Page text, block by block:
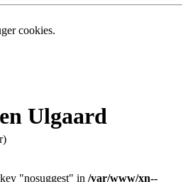
cookies.
Ulgaard
"nosuggest" in /var/www/xn--